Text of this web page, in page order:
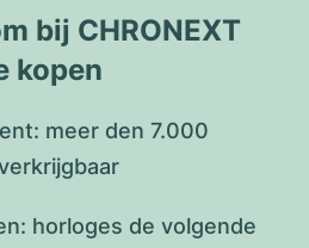
bij CHRONEXT
kopen
meer den 7.000
horloges de volgende